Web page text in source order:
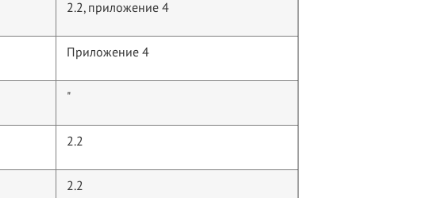
2.2, приложение 4
Приложение 4
"
2.2
2.2